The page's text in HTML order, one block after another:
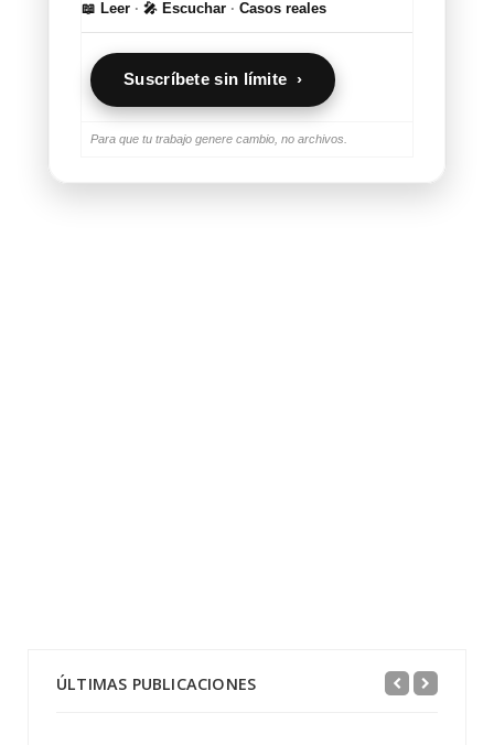
📖 Leer · 🎤 Escuchar · Casos reales
Suscríbete sin límite ›
Para que tu trabajo genere cambio, no archivos.
ÚLTIMAS PUBLICACIONES